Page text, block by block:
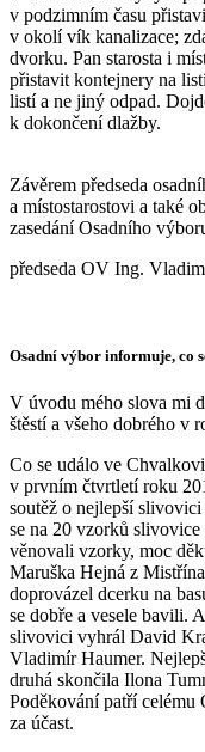
v podzimním času
v okolí vík kanalizace;
dvorku. Pan starosta i
přistavit kontejnery na
listí a ne jiný odpad.
k dokončení dlažby.
Závěrem předseda
a místostarostovi a také
zasedání Osadního
předseda OV Ing.
Osadní výbor informuje, co
V úvodu mého slova mi
štěstí a všeho dobrého v
Co se událo ve
v prvním čtvrtletí roku
soutěž o nejlepší
se na 20 vzorků
věnovali vzorky, moc
Maruška Hejná z
doprovázel dcerku na
se dobře a vesele bavili.
slivovici vyhrál David
Vladimír Haumer.
druhá skončila Ilona
Poděkování patří celému
za účast.